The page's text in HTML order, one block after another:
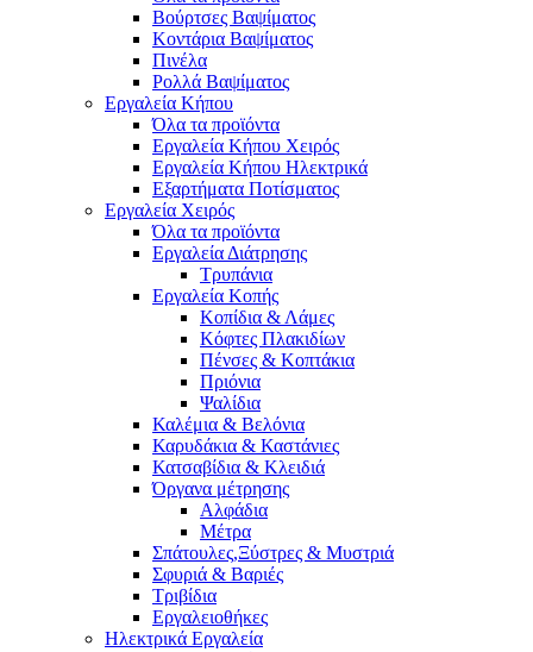
Βούρτσες Βαψίματος
Κοντάρια Βαψίματος
Πινέλα
Ρολλά Βαψίματος
Εργαλεία Κήπου
Όλα τα προϊόντα
Εργαλεία Κήπου Χειρός
Εργαλεία Κήπου Ηλεκτρικά
Εξαρτήματα Ποτίσματος
Εργαλεία Χειρός
Όλα τα προϊόντα
Εργαλεία Διάτρησης
Τρυπάνια
Εργαλεία Κοπής
Κοπίδια & Λάμες
Κόφτες Πλακιδίων
Πένσες & Κοπτάκια
Πριόνια
Ψαλίδια
Καλέμια & Βελόνια
Καρυδάκια & Καστάνιες
Κατσαβίδια & Κλειδιά
Όργανα μέτρησης
Αλφάδια
Μέτρα
Σπάτουλες,Ξύστρες & Μυστριά
Σφυριά & Βαριές
Τριβίδια
Εργαλειοθήκες
Ηλεκτρικά Εργαλεία